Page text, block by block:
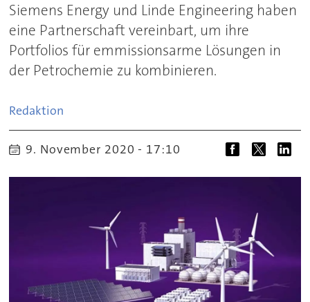
Siemens Energy und Linde Engineering haben
eine Partnerschaft vereinbart, um ihre
Portfolios für emmissionsarme Lösungen in
der Petrochemie zu kombinieren.
Redaktion
9. November 2020 - 17:10